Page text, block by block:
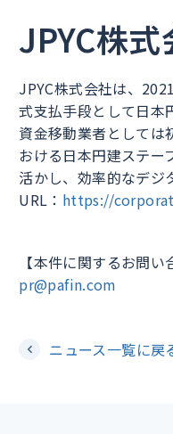
JPYC株
JPYC株式会社は、
式支払手段として日本
資金移動業者としては
おける日本円建ステー
活かし、効率的なデジ
URL： https://
【本件に関するお問い
pr@pafin.com
ニュース一覧に戻